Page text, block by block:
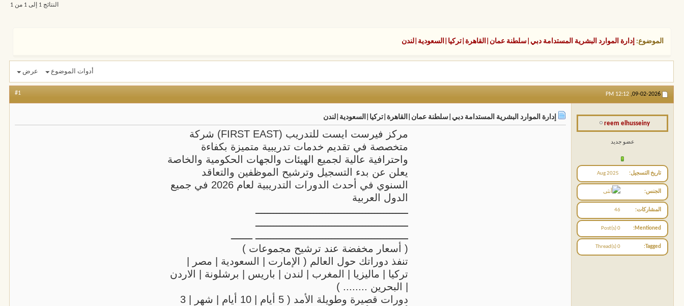
النتائج 1 إلى 1 من 1
الموضوع: إدارة الموارد البشرية المستدامة دبي|سلطنة عمان|القاهرة|تركيا|السعودية|لندن
أدوات الموضوع عرض
09-02-2026,
12:12 PM
#1
reem elhusseiny
عضو جديد
تاريخ التسجيل Aug 2025
الجنس
المشاركات 46
Mentioned
0 Post(s)
Tagged
0 Thread(s)
إدارة الموارد البشرية المستدامة دبي|سلطنة عمان|القاهرة|تركيا|السعودية|لندن
مركز فيرست ايست للتدريب (FIRST EAST) شركة
متخصصة في تقديم خدمات تدريبية متميزة بكفاءة
واحترافية عالية لجميع الهيئات والجهات الحكومية والخاصة
يعلن عن بدء التسجيل وترشيح الموظفين والتعاقد
السنوي في أحدث الدورات التدريبية لعام 2026 في جميع
الدول العربية
ــــــــــــــــــــــــــــــــــــــــــــــــــ
ــــــــــــــــــــــــــــــــــــــــــــــــــ
ــــــــــــــــــــــــــــــــــــــــــــــــــ ـــــــ
( أسعار مخفضة عند ترشيح مجموعات )
تنفذ دوراتك حول العالم ( الإمارت | السعودية | مصر |
تركيا | ماليزيا | المغرب | لندن | باريس | برشلونة | الاردن
| البحرين ........ )
دورات قصيرة وطويلة الأمد ( 5 أيام | 10 أيام | شهر | 3